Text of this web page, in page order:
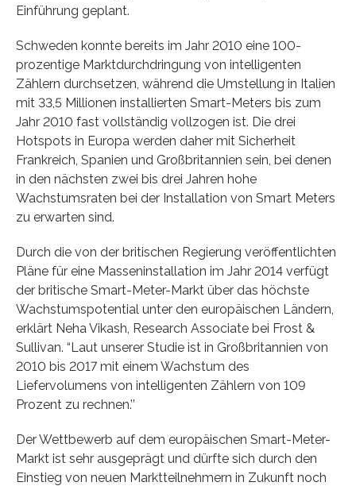
Einführung geplant.
Schweden konnte bereits im Jahr 2010 eine 100-
prozentige Marktdurchdringung von intelligenten
Zählern durchsetzen, während die Umstellung in Italien
mit 33,5 Millionen installierten Smart-Meters bis zum
Jahr 2010 fast vollständig vollzogen ist. Die drei
Hotspots in Europa werden daher mit Sicherheit
Frankreich, Spanien und Großbritannien sein, bei denen
in den nächsten zwei bis drei Jahren hohe
Wachstumsraten bei der Installation von Smart Meters
zu erwarten sind.
Durch die von der britischen Regierung veröffentlichten
Pläne für eine Masseninstallation im Jahr 2014 verfügt
der britische Smart-Meter-Markt über das höchste
Wachstumspotential unter den europäischen Ländern,
erklärt Neha Vikash, Research Associate bei Frost &
Sullivan. “Laut unserer Studie ist in Großbritannien von
2010 bis 2017 mit einem Wachstum des
Liefervolumens von intelligenten Zählern von 109
Prozent zu rechnen.’’
Der Wettbewerb auf dem europäischen Smart-Meter-
Markt ist sehr ausgeprägt und dürfte sich durch den
Einstieg von neuen Marktteilnehmern in Zukunft noch